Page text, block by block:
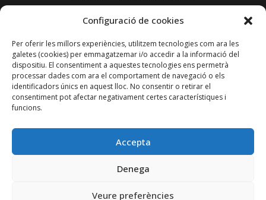
Configuració de cookies
Per oferir les millors experiències, utilitzem tecnologies com ara les
galetes (cookies) per emmagatzemar i/o accedir a la informació del
dispositiu. El consentiment a aquestes tecnologies ens permetrà
processar dades com ara el comportament de navegació o els
identificadors únics en aquest lloc. No consentir o retirar el
consentiment pot afectar negativament certes característiques i
funcions.
Accepta
Denega
Veure preferències
Avís legal
Política de privadesa
Política de cookies
Transparència
Amb el suport de:
Patrocinador: